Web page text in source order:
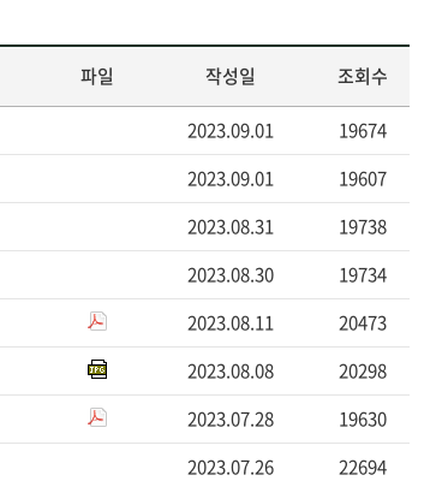
파일 작성일 조회수
2023.09.01
19674
2023.09.01
19607
2023.08.31
19738
2023.08.30
19734
2023.08.11
20473
2023.08.08
20298
2023.07.28
19630
2023.07.26
22694